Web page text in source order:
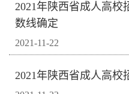
2021年陕西省成人高校
数线确定
2021-11-22
2021年陕西省成人高校